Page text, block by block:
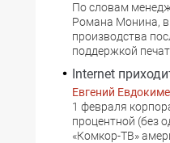
По словам
Романа Монина, в
производства
поддержкой
Internet
Евгений
1 февраля
процентной (без
«Комкор-ТВ»